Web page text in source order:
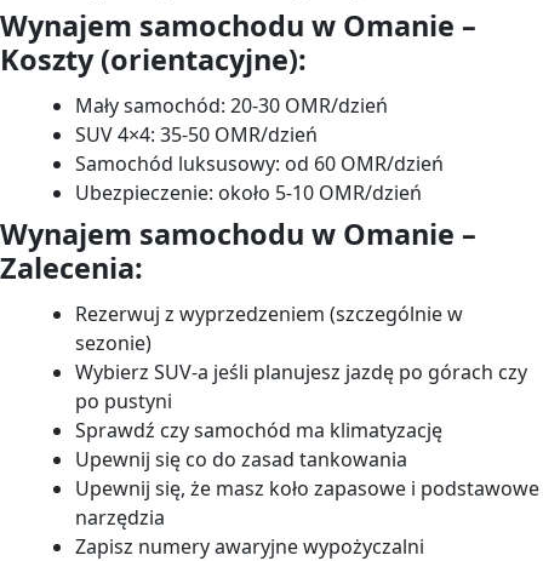
Wynajem samochodu w Omanie –
Koszty (orientacyjne):
Mały samochód: 20-30 OMR/dzień
SUV 4×4: 35-50 OMR/dzień
Samochód luksusowy: od 60 OMR/dzień
Ubezpieczenie: około 5-10 OMR/dzień
Wynajem samochodu w Omanie –
Zalecenia:
Rezerwuj z wyprzedzeniem (szczególnie w
sezonie)
Wybierz SUV-a jeśli planujesz jazdę po górach czy
po pustyni
Sprawdź czy samochód ma klimatyzację
Upewnij się co do zasad tankowania
Upewnij się, że masz koło zapasowe i podstawowe
narzędzia
Zapisz numery awaryjne wypożyczalni